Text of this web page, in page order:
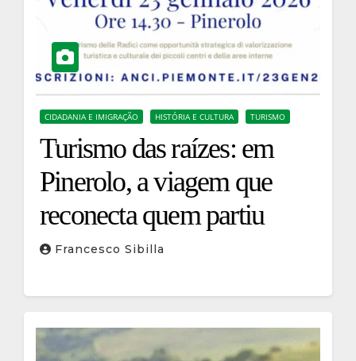
CIDADANIA E IMIGRAÇÃO HISTÓRIA E CULTURA TURISMO
Turismo das raízes: em
Pinerolo, a viagem que
reconecta quem partiu
Francesco Sibilla